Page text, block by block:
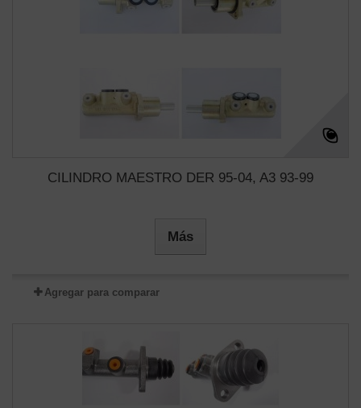
CILINDRO MAESTRO DER 95-04, A3 93-99
Más
Agregar para comparar